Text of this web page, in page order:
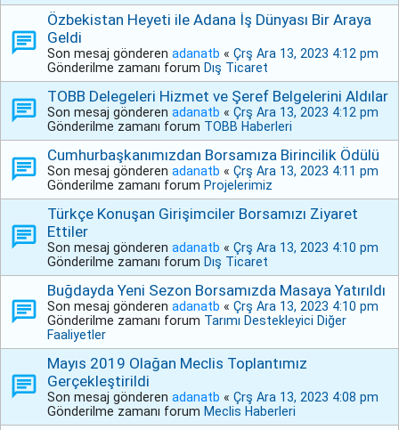
Özbekistan Heyeti ile Adana İş Dünyası Bir Araya
Geldi
Son mesaj gönderen adanatb « Çrş Ara 13, 2023 4:12 pm
Gönderilme zamanı forum Dış Ticaret
TOBB Delegeleri Hizmet ve Şeref Belgelerini Aldılar
Son mesaj gönderen adanatb « Çrş Ara 13, 2023 4:12 pm
Gönderilme zamanı forum TOBB Haberleri
Cumhurbaşkanımızdan Borsamıza Birincilik Ödülü
Son mesaj gönderen adanatb « Çrş Ara 13, 2023 4:11 pm
Gönderilme zamanı forum Projelerimiz
Türkçe Konuşan Girişimciler Borsamızı Ziyaret
Ettiler
Son mesaj gönderen adanatb « Çrş Ara 13, 2023 4:10 pm
Gönderilme zamanı forum Dış Ticaret
Buğdayda Yeni Sezon Borsamızda Masaya Yatırıldı
Son mesaj gönderen adanatb « Çrş Ara 13, 2023 4:10 pm
Gönderilme zamanı forum Tarımı Destekleyici Diğer
Faaliyetler
Mayıs 2019 Olağan Meclis Toplantımız
Gerçekleştirildi
Son mesaj gönderen adanatb « Çrş Ara 13, 2023 4:08 pm
Gönderilme zamanı forum Meclis Haberleri